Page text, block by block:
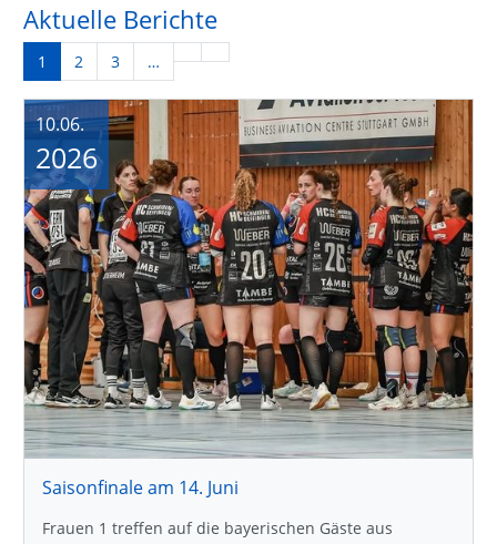
Aktuelle Berichte
1 2 3 …
Saisonfinale am 14. Juni
Frauen 1 treffen auf die bayerischen Gäste aus
10.06.
2026